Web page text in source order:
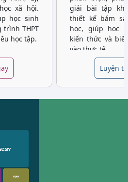
xã hội.
học sinh
trình THPT
học tập.
giải bài tập
thiết kế bám
học, giúp học
kiến thức và
vào thực tế.
Luyện